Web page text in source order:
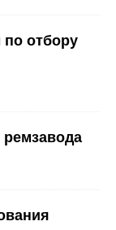
отбору